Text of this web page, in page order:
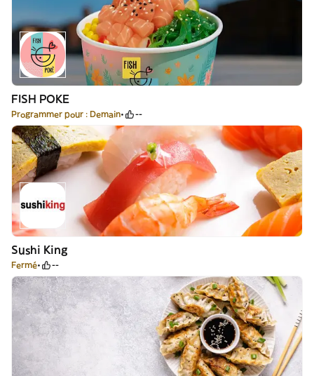
FISH POKE
Programmer pour : Demain --
Sushi King
Fermé --